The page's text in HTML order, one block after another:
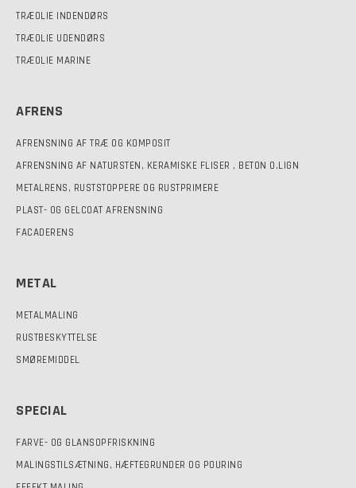
TRÆOLIE INDENDØRS
TRÆOLIE UDENDØRS
TRÆOLIE MARINE
AFRENS
AFRENSNING AF TRÆ OG KOMPOSIT
AFRENSNING AF NATURSTEN, KERAMISKE FLISER , BETON O.LIGN
METALRENS, RUSTSTOPPERE OG RUSTPRIMERE
PLAST- OG GELCOAT AFRENSNING
FACADERENS
METAL
METALMALING
RUSTBESKYTTELSE
SMØREMIDDEL
SPECIAL
FARVE- OG GLANSOPFRISKNING
MALINGSTILSÆTNING, HÆFTEGRUNDER OG POURING